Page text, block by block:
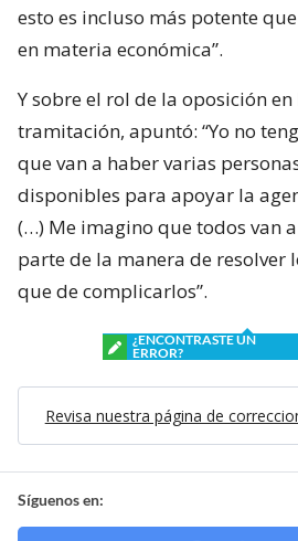
esto es incluso más potente
en materia económica”.
Y sobre el rol de la oposición
tramitación, apuntó: “Yo no
que van a haber varias
disponibles para apoyar la
(…) Me imagino que todos van
parte de la manera de resolver
que de complicarlos”.
¿ENCONTRASTE UN
ERROR?
Revisa nuestra página de
Síguenos en: